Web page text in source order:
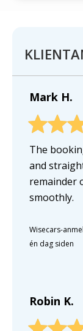
Mark H.
The
and
remainder
smoothly.
Wisecars-
én dag siden
Robin K.